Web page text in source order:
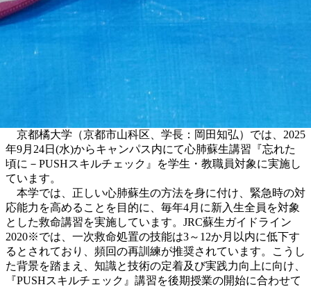
京都橘大学（京都市山科区、学長：岡田知弘）では、2025
年9月24日(水)からキャンパス内にて心肺蘇生講習『忘れた
頃に－PUSHスキルチェック』を学生・教職員対象に実施し
ています。
本学では、正しい心肺蘇生の方法を身に付け、緊急時の対
応能力を高めることを目的に、毎年4月に新入生全員を対象
とした救命講習を実施しています。JRC蘇生ガイドライン
2020※では、一次救命処置の技能は3～12か月以内に低下す
るとされており、頻回の再訓練が推奨されています。こうし
た背景を踏まえ、知識と技術の定着及び実践力向上に向け、
『PUSHスキルチェック』講習を後期授業の開始に合わせて